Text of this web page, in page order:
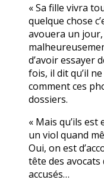
« Sa fille vivra
quelque chose
avouera un
d’avoir essayer
fois, il dit qu’il
comment ces
dossiers.
« Mais qu’ils
un viol quand
Oui, on est
tête des avocats
accusés…